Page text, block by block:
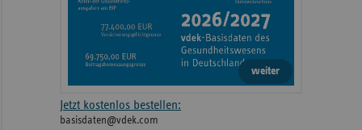
weiter
Jetzt kostenlos bestellen:
basisdaten@vdek.com